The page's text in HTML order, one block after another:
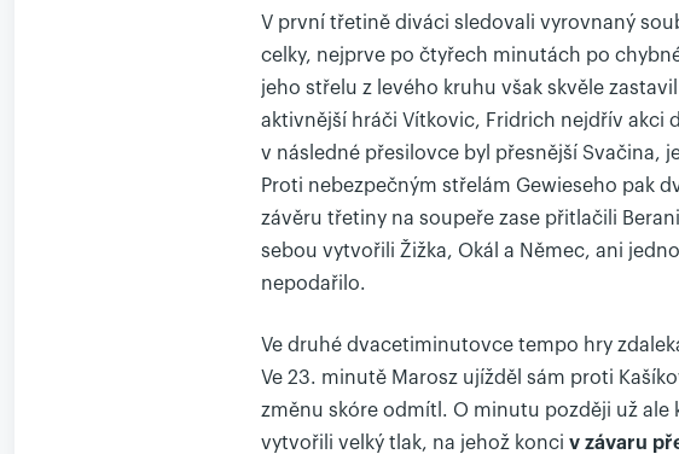
V první třetině diváci sledovali vyrovnaný
celky, nejprve po čtyřech minutách po
jeho střelu z levého kruhu však skvěle
aktivnější hráči Vítkovic, Fridrich nejdřív akci
v následné přesilovce byl přesnější Svačina,
Proti nebezpečným střelám Gewieseho pak
závěru třetiny na soupeře zase přitlačili
sebou vytvořili Žižka, Okál a Němec, ani
nepodařilo.
Ve druhé dvacetiminutovce tempo hry
Ve 23. minutě Marosz ujížděl sám proti
změnu skóre odmítl. O minutu později už
vytvořili velký tlak, na jehož konci v závaru